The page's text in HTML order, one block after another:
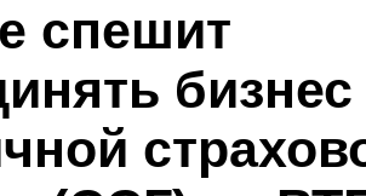
спешит
бизнес